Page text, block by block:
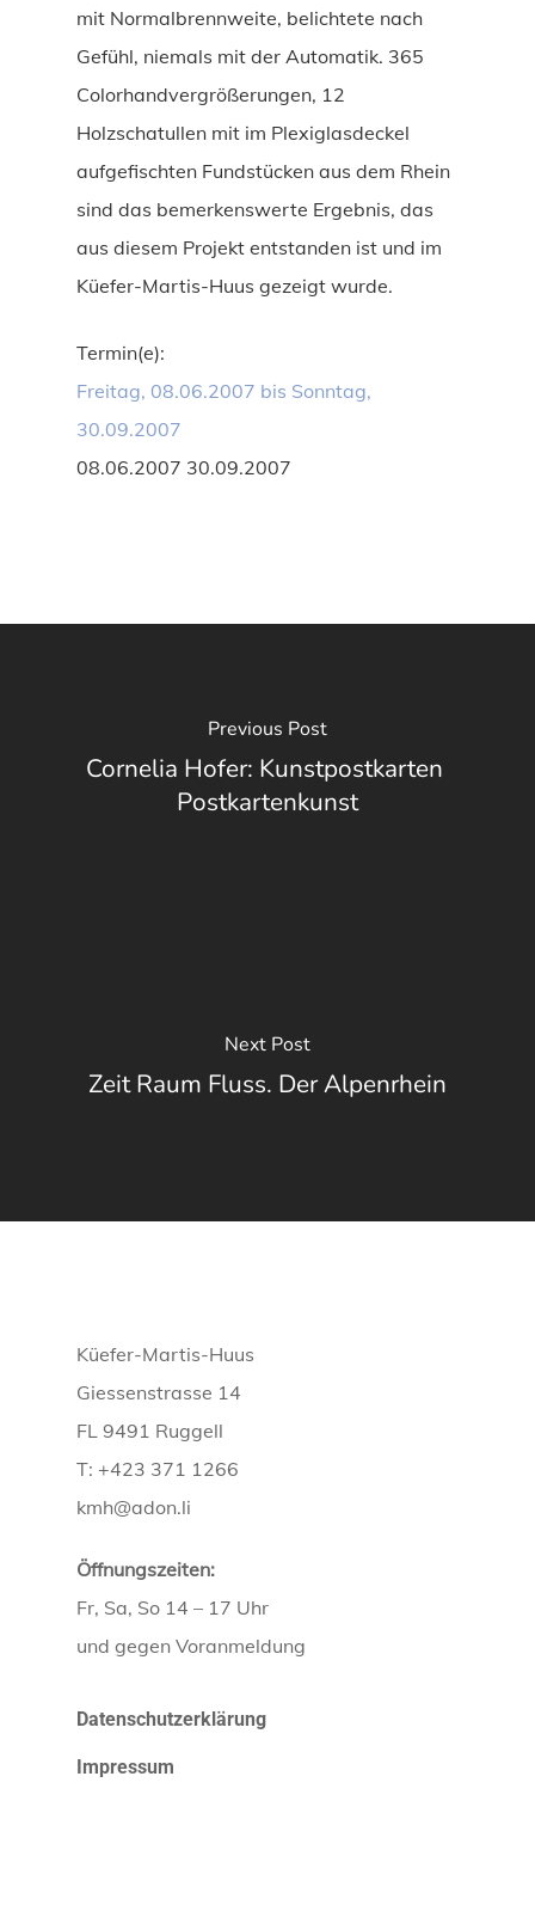
mit Normalbrennweite, belichtete nach
Gefühl, niemals mit der Automatik. 365
Colorhandvergrößerungen, 12
Holzschatullen mit im Plexiglasdeckel
aufgefischten Fundstücken aus dem Rhein
sind das bemerkenswerte Ergebnis, das
aus diesem Projekt entstanden ist und im
Küefer-Martis-Huus gezeigt wurde.
Termin(e):
Freitag, 08.06.2007 bis Sonntag,
30.09.2007
08.06.2007 30.09.2007
Previous Post
Cornelia Hofer: Kunstpostkarten 
Postkartenkunst
Next Post
Zeit Raum Fluss. Der Alpenrhein
Küefer-Martis-Huus
Giessenstrasse 14
FL 9491 Ruggell
T: +423 371 1266
kmh@adon.li
Öffnungszeiten:
Fr, Sa, So 14 – 17 Uhr
und gegen Voranmeldung
Datenschutzerklärung
Impressum